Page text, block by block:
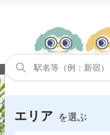
エリア を選ぶ